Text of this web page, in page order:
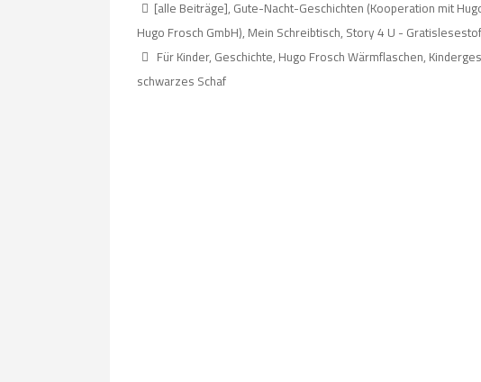
[alle Beiträge], Gute-Nacht-Geschichten (Kooperation mit
Hugo Frosch GmbH), Mein Schreibtisch, Story 4 U -
Für Kinder, Geschichte, Hugo Frosch Wärmflaschen,
schwarzes Schaf